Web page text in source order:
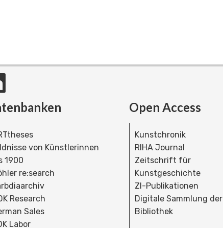
von Künstlerinnen
1900
re:search
Research
Sales
Labor
Open Access
Kunstchronik
RIHA Journal
Zeitschrift für
Kunstgeschichte
ZI-Publikationen
Digitale Sammlung der
Bibliothek